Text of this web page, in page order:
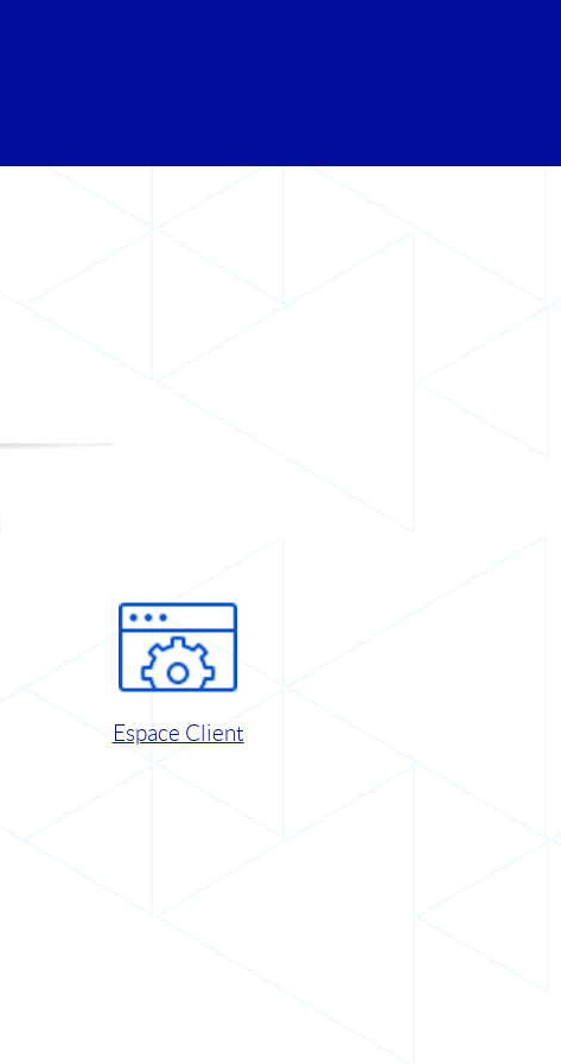
Espace Client